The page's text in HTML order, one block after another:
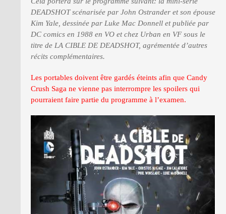
DEADSHOT scénarisée par John Ostrander et son épouse
Kim Yale, dessinée par Luke Mac Donnell et publiée par
DC comics en 1988 en VO et chez Urban en VF sous le
titre de LA CIBLE DE DEADSHOT, agrémentée d’autres
récits complémentaires.
Les portables doivent être gardés éteints afin que Candy
Crush Saga ne vienne pas interrompre les spoilers qui
pourraient faire partie du programme à l’examen.